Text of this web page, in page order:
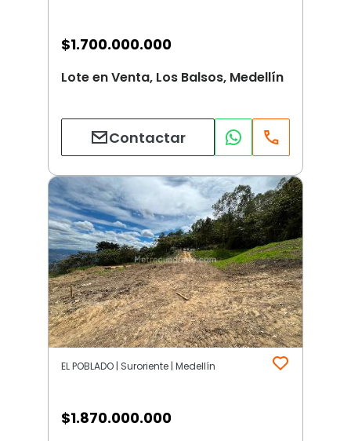
$1.700.000.000
Lote en Venta, Los Balsos, Medellín
Contactar
EL POBLADO | Suroriente | Medellín
$1.870.000.000